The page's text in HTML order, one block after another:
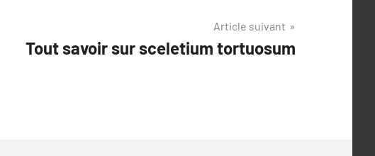
Article suivant
Tout savoir sur sceletium tortuosum